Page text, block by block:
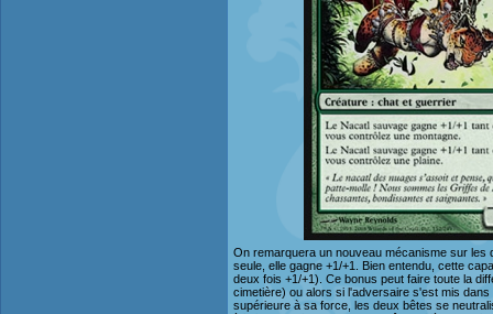
On remarquera un nouveau mécanisme sur les
seule, elle gagne +1/+1. Bien entendu, cette
deux fois +1/+1). Ce bonus peut faire toute la
cimetière) ou alors si l'adversaire s'est mis dans
supérieure à sa force, les deux bêtes se